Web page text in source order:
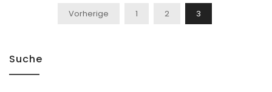
Seitennummerierung
Vorherige 1 2 3
Suche